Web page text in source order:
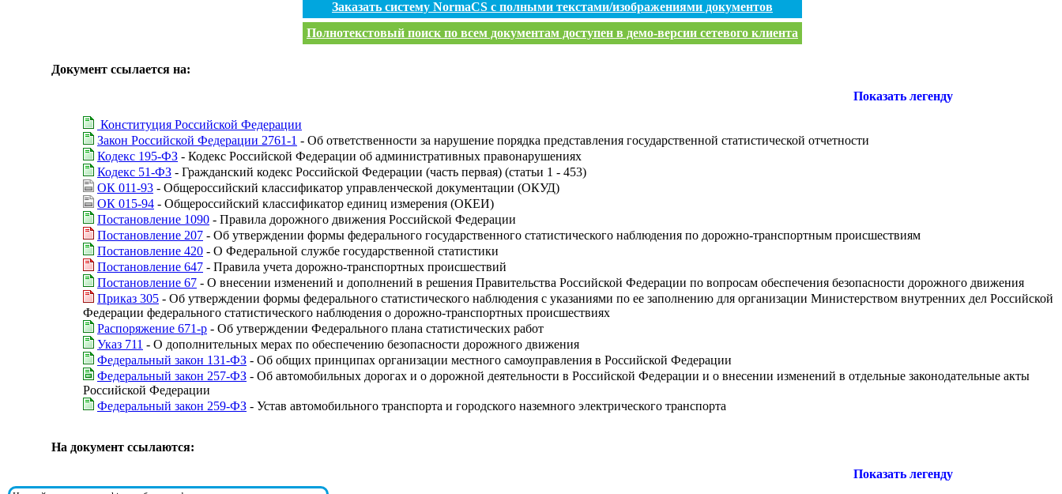
Заказать систему NormaCS с полными текстами/изображениями документов
Полнотекстовый поиск по всем документам доступен в демо-версии сетевого клиента
Документ ссылается на:
Показать легенду
Конституция Российской Федерации
Закон Российской Федерации 2761-1 - Об ответственности за нарушение порядка представления государственной статистической отчетности
Кодекс 195-ФЗ - Кодекс Российской Федерации об административных правонарушениях
Кодекс 51-ФЗ - Гражданский кодекс Российской Федерации (часть первая) (статьи 1 - 453)
ОК 011-93 - Общероссийский классификатор управленческой документации (ОКУД)
ОК 015-94 - Общероссийский классификатор единиц измерения (ОКЕИ)
Постановление 1090 - Правила дорожного движения Российской Федерации
Постановление 207 - Об утверждении формы федерального государственного статистического наблюдения по дорожно-транспортным происшествиям
Постановление 420 - О Федеральной службе государственной статистики
Постановление 647 - Правила учета дорожно-транспортных происшествий
Постановление 67 - О внесении изменений и дополнений в решения Правительства Российской Федерации по вопросам обеспечения безопасности дорожного движения
Приказ 305 - Об утверждении формы федерального статистического наблюдения с указаниями по ее заполнению для организации Министерством внутренних дел Российской
Федерации федерального статистического наблюдения о дорожно-транспортных происшествиях
Распоряжение 671-р - Об утверждении Федерального плана статистических работ
Указ 711 - О дополнительных мерах по обеспечению безопасности дорожного движения
Федеральный закон 131-ФЗ - Об общих принципах организации местного самоуправления в Российской Федерации
Федеральный закон 257-ФЗ - Об автомобильных дорогах и о дорожной деятельности в Российской Федерации и о внесении изменений в отдельные законодательные акты
Российской Федерации
Федеральный закон 259-ФЗ - Устав автомобильного транспорта и городского наземного электрического транспорта
На документ ссылаются:
Показать легенду